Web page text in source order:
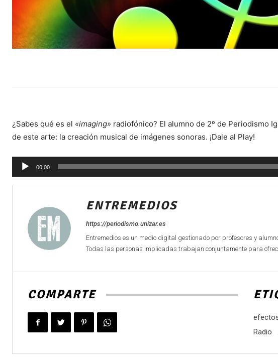
¿Sabes qué es el «imaging» radiofónico? El alumno de 2º de Periodismo
de este arte: la creación musical de imágenes sonoras. ¡Dale al Play!
Reproductor
de
audio
00:00
ENTREMEDIOS
https://periodismo.unizar.es
Entremedios es un medio digital gestionado por profesores y
Todas las personas implicadas trabajan conjuntamente para
COMPARTE
Radio